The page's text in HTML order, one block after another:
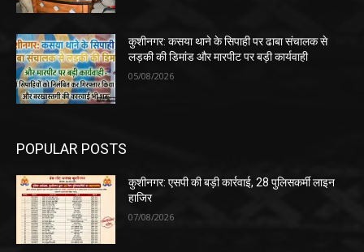
कुशीनगर: कसया थाने के सिपाही पर ढाबा संचालक से
लड़की की डिमांड और मारपीट पर बड़ी कार्यवाही
05/08/2026
POPULAR POSTS
कुशीनगर: एसपी की बड़ी कार्रवाई, 28 पुलिसकर्मी लाइन
हाजिर
07/08/2026